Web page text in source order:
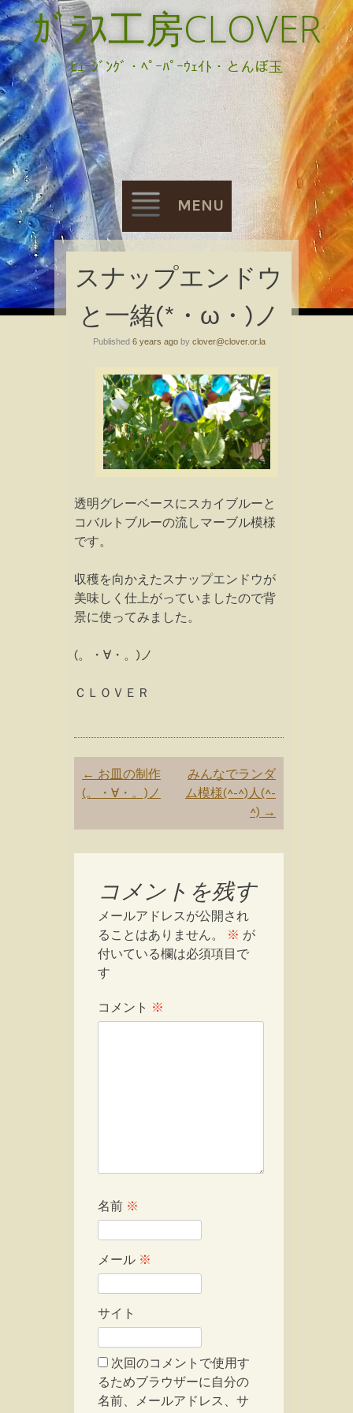
ｶﾞﾗｽ工房CLOVER
ﾋｭｰｼﾞﾝｸﾞ・ﾍﾟｰﾊﾟｰｳｪｲﾄ・とんぼ玉
MENU
Skip
to
content
スナップエンドウ
と一緒(*・ω・)ノ
Published 6 years agoby clover@clover.or.la
透明グレーベースにスカイブルーと
コバルトブルーの流しマーブル模様
です。
収穫を向かえたスナップエンドウが
美味しく仕上がっていましたので背
景に使ってみました。
(。・∀・。)ノ
ＣＬＯＶＥＲ
Post
navigation
← お皿の制作
(。・∀・。)ノ
みんなでランダ
ム模様(^-^)人(^-
^) →
コメントを残す
メールアドレスが公開され
ることはありません。
※ が
付いている欄は必須項目で
す
コメント ※
名前 ※
メール ※
サイト
次回のコメントで使用す
るためブラウザーに自分の
名前、メールアドレス、サ